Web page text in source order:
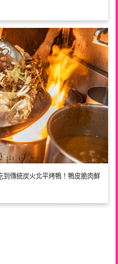
到傳統炭火北平烤鴨！鴨皮脆肉鮮